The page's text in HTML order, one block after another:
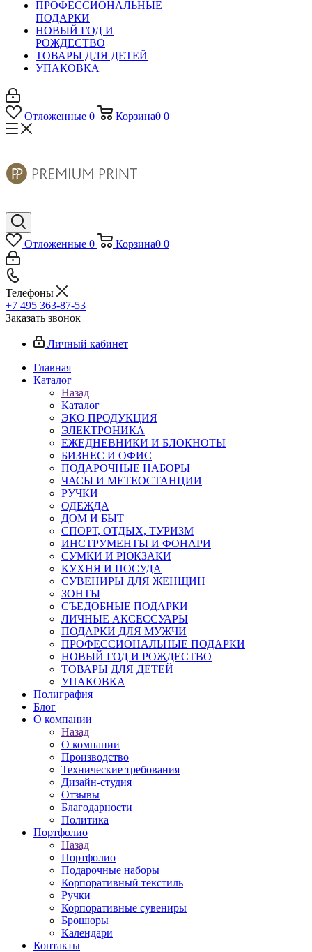
ПРОФЕССИОНАЛЬНЫЕ
ПОДАРКИ
НОВЫЙ ГОД И
РОЖДЕСТВО
ТОВАРЫ ДЛЯ ДЕТЕЙ
УПАКОВКА
Отложенные 0 Корзина0 0
Отложенные 0 Корзина0 0
Телефоны
+7 495 363-87-53
Заказать звонок
Личный кабинет
Главная
Каталог
Назад
Каталог
ЭКО ПРОДУКЦИЯ
ЭЛЕКТРОНИКА
ЕЖЕДНЕВНИКИ И БЛОКНОТЫ
БИЗНЕС И ОФИС
ПОДАРОЧНЫЕ НАБОРЫ
ЧАСЫ И МЕТЕОСТАНЦИИ
РУЧКИ
ОДЕЖДА
ДОМ И БЫТ
СПОРТ, ОТДЫХ, ТУРИЗМ
ИНСТРУМЕНТЫ И ФОНАРИ
СУМКИ И РЮКЗАКИ
КУХНЯ И ПОСУДА
СУВЕНИРЫ ДЛЯ ЖЕНЩИН
ЗОНТЫ
СЪЕДОБНЫЕ ПОДАРКИ
ЛИЧНЫЕ АКСЕССУАРЫ
ПОДАРКИ ДЛЯ МУЖЧИ
ПРОФЕССИОНАЛЬНЫЕ ПОДАРКИ
НОВЫЙ ГОД И РОЖДЕСТВО
ТОВАРЫ ДЛЯ ДЕТЕЙ
УПАКОВКА
Полиграфия
Блог
О компании
Назад
О компании
Производство
Технические требования
Дизайн-студия
Отзывы
Благодарности
Политика
Портфолио
Назад
Портфолио
Подарочные наборы
Корпоративный текстиль
Ручки
Корпоративные сувениры
Брошюры
Календари
Контакты